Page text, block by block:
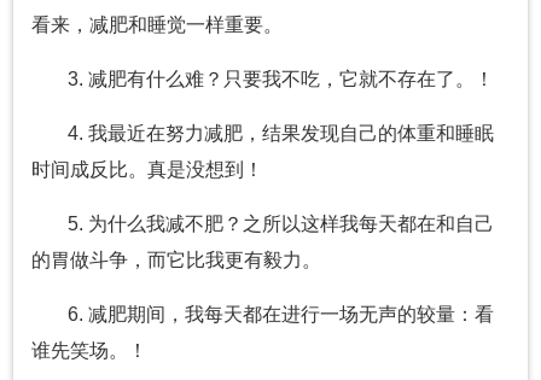
看来，减肥和睡觉一样重要。
3. 减肥有什么难？只要我不吃，它就不存在了。！
4. 我最近在努力减肥，结果发现自己的体重和睡眠
时间成反比。真是没想到！
5. 为什么我减不肥？之所以这样我每天都在和自己
的胃做斗争，而它比我更有毅力。
6. 减肥期间，我每天都在进行一场无声的较量：看
谁先笑场。！